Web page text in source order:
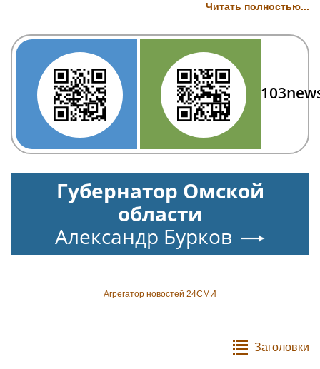
Читать полностью...
Губернатор Омской
области
Александр Бурков
Агрегатор новостей 24СМИ
Заголовки